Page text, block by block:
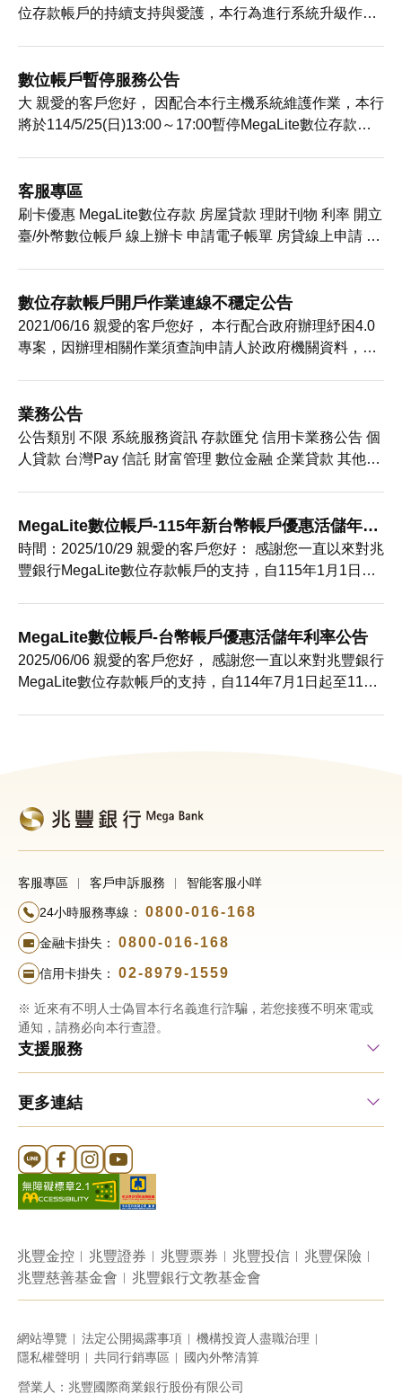
位存款帳戶的持續支持與愛護，本行為進行系統升級作業
的不便，本行深感抱歉 如有任何問題，您可致電本行客服
專線 0800-016-168
數位帳戶暫停服務公告
大 親愛的客戶您好， 因配合本行主機系統維護作業，本行
將於114/5/25(日)13:00～17:00暫停MegaLite數位存款帳
客服專區
刷卡優惠 MegaLite數位存款 房屋貸款 理財刊物 利率 開立
臺/外幣數位帳戶 線上辦卡 申請電子帳單 房貸線上申請 信
戶籍地及通訊地 客戶基本資料更新 線上啟用網銀非約定轉
帳
數位存款帳戶開戶作業連線不穩定公告
2021/06/16 親愛的客戶您好， 本行配合政府辦理紓困4.0
專案，因辦理相關作業須查詢申請人於政府機關資料，惟
連線異常或是網頁無法正常送件，請您避開營業中之尖峰
時段，另於離峰時間再行申請 此外，目前因申請人數眾多
業務公告
公告類別 不限 系統服務資訊 存款匯兌 信用卡業務公告 個
人貸款 台灣Pay 信託 財富管理 數位金融 企業貸款 其他業
名式悠遊聯名卡
MegaLite數位帳戶-115年新台幣帳戶優惠活儲年利
率公告
時間：2025/10/29 親愛的客戶您好： 感謝您一直以來對兆
豐銀行MegaLite數位存款帳戶的支持，自115年1月1日
率 如您對本次服務異動有任何疑問，歡迎洽詢本行24小時
客服專線（0800-016168）或至官網聯絡信箱留言，我們
將
MegaLite數位帳戶-台幣帳戶優惠活儲年利率公告
2025/06/06 親愛的客戶您好， 感謝您一直以來對兆豐銀行
MegaLite數位存款帳戶的支持，自114年7月1日起至114
客服專區 客戶申訴服務 智能客服小咩
24小時服務專線： 0800-016-168
金融卡掛失： 0800-016-168
信用卡掛失： 02-8979-1559
※ 近來有不明人士偽冒本行名義進行詐騙，若您接獲不明來電或
通知，請務必向本行查證。
支援服務
更多連結
Line 官方帳號
FB 官方帳號
Instagram 官方帳號
YouTube 官方帳號
兆豐金控 兆豐證券 兆豐票券 兆豐投信
兆豐保險
兆豐慈善基金會
兆豐銀行文教基金會
網站導覽 法定公開揭露事項
機構投資人盡職治理
隱私權聲明
共同行銷專區 國內外幣清算
營業人：兆豐國際商業銀行股份有限公司